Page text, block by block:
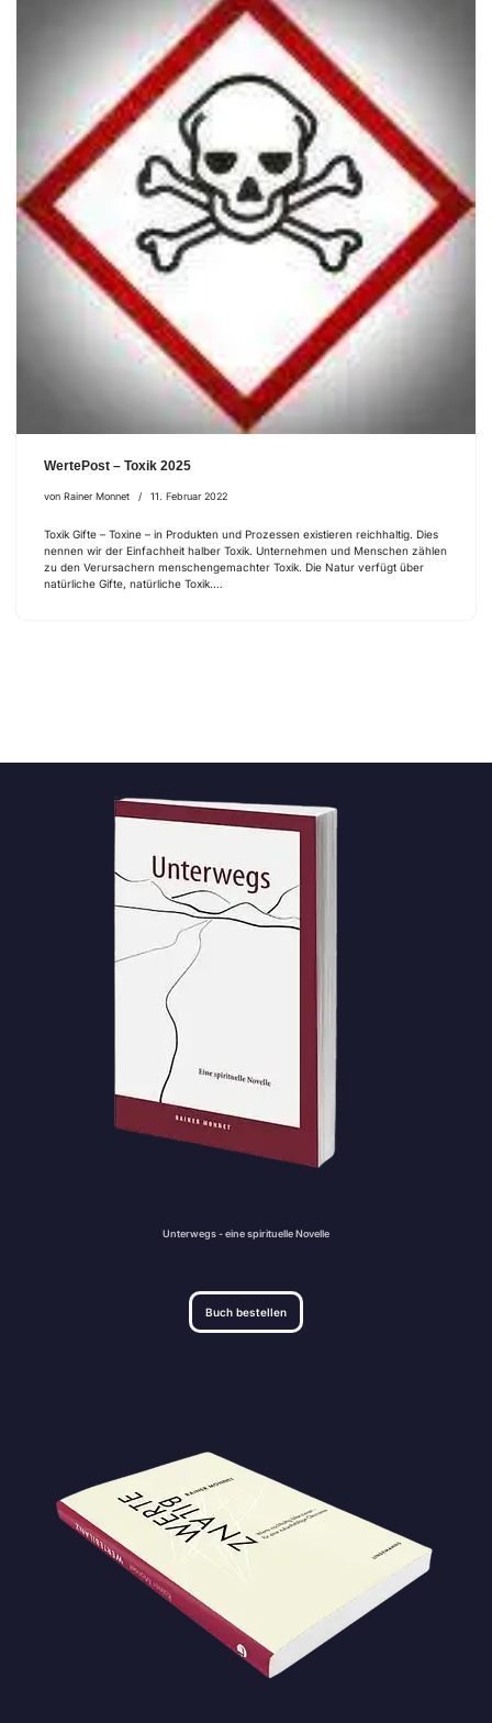
WertePost – Toxik 2025
von Rainer Monnet 11. Februar 2022
Toxik Gifte – Toxine – in Produkten und Prozessen existieren reichhaltig. Dies
nennen wir der Einfachheit halber Toxik. Unternehmen und Menschen zählen
zu den Verursachern menschengemachter Toxik. Die Natur verfügt über
natürliche Gifte, natürliche Toxik.…
Buch bestellen
Unterwegs - eine spirituelle Novelle